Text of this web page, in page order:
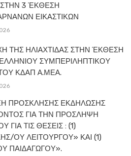
3 ΈΚΘΕΣΗ
ΕΙΚΑΣΤΙΚΩΝ
ΤΗΣ ΗΛΙΑΧΤΙΔΑΣ ΣΤΗΝ ΈΚΘΕΣΗ
ΣΥΜΠΕΡΙΛΗΠΤΙΚΟΥ
ΚΔΑΠ Α.ΜΕΑ.
ΠΡΟΣΚΛΗΣΗΣ ΕΚΔΗΛΩΣΗΣ
ΓΙΑ ΤΗΝ ΠΡΟΣΛΗΨΗ
ΓΙΑ ΤΙΣ ΘΕΣΕΙΣ : (1)
ΟΥ ΛΕΙΤΟΥΡΓΟΥ» ΚΑΙ (1)
ΠΑΙΔΑΓΩΓΟΥ».